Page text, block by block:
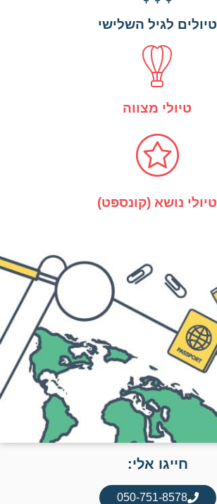
טיולים לגיל השלישי
טיולי מצווה
טיולי נושא (קונספט)
חייגו אלי:
050-751-8578